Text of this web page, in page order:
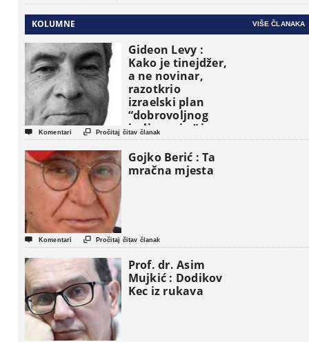
KOLUMNE VIŠE ČLANAKA
Gideon Levy :
Kako je tinejdžer,
a ne novinar,
razotkrio
izraelski plan
“dobrovoljnog
iseljavanja ” iz
Gaze
 Komentari  Pročitaj čitav članak
Gojko Berić : Ta
mračna mjesta
 Komentari  Pročitaj čitav članak
Prof. dr. Asim
Mujkić : Dodikov
Kec iz rukava